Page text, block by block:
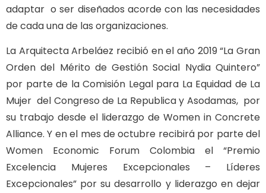
adaptar o ser diseñados acorde con las necesidades
de cada una de las organizaciones.
La Arquitecta Arbeláez recibió en el año 2019 “La Gran
Orden del Mérito de Gestión Social Nydia Quintero”
por parte de la Comisión Legal para La Equidad de La
Mujer del Congreso de La Republica y Asodamas, por
su trabajo desde el liderazgo de Women in Concrete
Alliance. Y en el mes de octubre recibirá por parte del
Women Economic Forum Colombia el “Premio
Excelencia Mujeres Excepcionales – Líderes
Excepcionales” por su desarrollo y liderazgo en dejar